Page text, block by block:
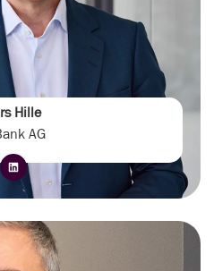
Hille
AG